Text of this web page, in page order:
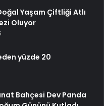
Yaşam Çiftliği Atlı
Oluyor
yüzde 20
Bahçesi Dev Panda